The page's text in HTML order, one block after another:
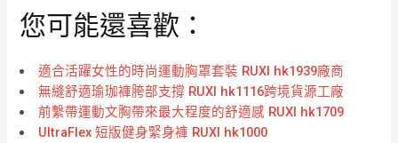
您可能還喜歡：
適合活躍女性的時尚運動胸罩套裝 RUXI hk1939廠商
無縫舒適瑜珈褲胯部支撐 RUXI hk1116跨境貨源工廠
前繫帶運動文胸帶來最大程度的舒適感 RUXI hk1709
UltraFlex 短版健身緊身褲 RUXI hk1000